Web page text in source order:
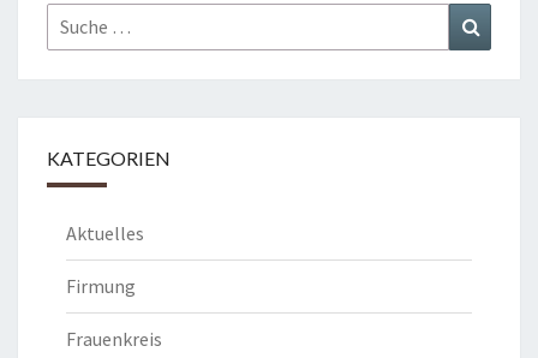
Suche
nach:
KATEGORIEN
Aktuelles
Firmung
Frauenkreis